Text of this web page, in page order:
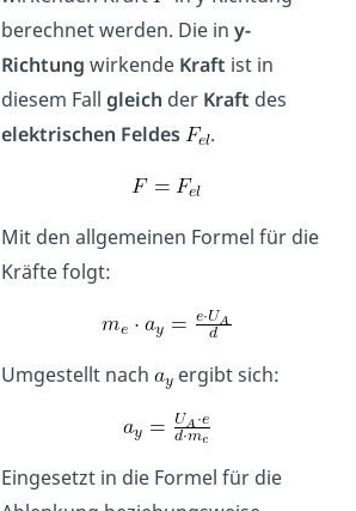
berechnet werden. Die in y-
Richtung wirkende Kraft ist in
diesem Fall gleich der Kraft des
elektrischen Feldes .
Mit den allgemeinen Formel für die
Kräfte folgt:
Umgestellt nach ergibt sich:
Eingesetzt in die Formel für die